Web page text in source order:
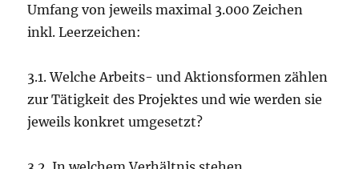
Umfang von jeweils maximal 3.000 Zeichen
inkl. Leerzeichen:
3.1. Welche Arbeits- und Aktionsformen zählen
zur Tätigkeit des Projektes und wie werden sie
jeweils konkret umgesetzt?